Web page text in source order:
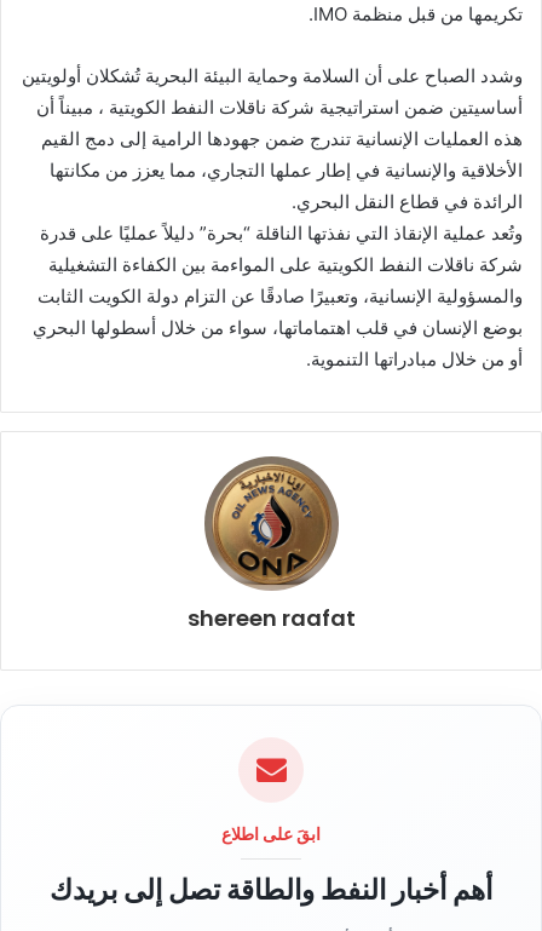
تكريمها من قبل منظمة IMO.
وشدد الصباح على أن السلامة وحماية البيئة البحرية تُشكلان أولويتين
أساسيتين ضمن استراتيجية شركة ناقلات النفط الكويتية ، مبيناً أن
هذه العمليات الإنسانية تندرج ضمن جهودها الرامية إلى دمج القيم
الأخلاقية والإنسانية في إطار عملها التجاري، مما يعزز من مكانتها
الرائدة في قطاع النقل البحري.
وتُعد عملية الإنقاذ التي نفذتها الناقلة “بحرة” دليلاً عمليًا على قدرة
شركة ناقلات النفط الكويتية على المواءمة بين الكفاءة التشغيلية
والمسؤولية الإنسانية، وتعبيرًا صادقًا عن التزام دولة الكويت الثابت
بوضع الإنسان في قلب اهتماماتها، سواء من خلال أسطولها البحري
أو من خلال مبادراتها التنموية.
shereen raafat
ابقَ على اطلاع
أهم أخبار النفط والطاقة تصل إلى بريدك